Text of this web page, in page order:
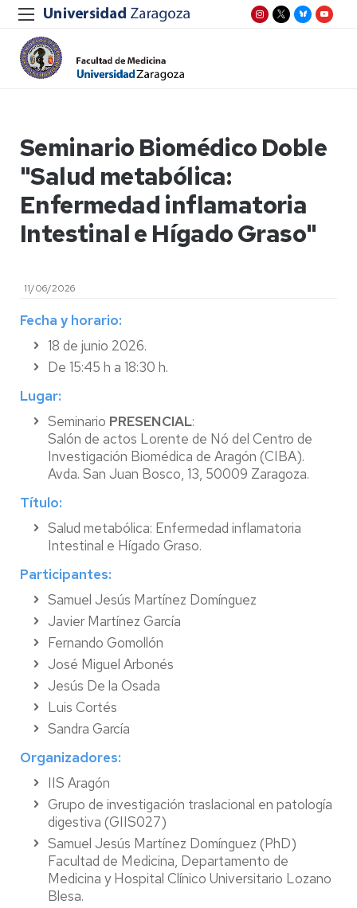
Seminario Biomédico Doble
"Salud metabólica:
Enfermedad inflamatoria
Intestinal e Hígado Graso"
11/06/2026
Fecha y horario:
18 de junio 2026.
De 15:45 h a 18:30 h.
Lugar:
Seminario PRESENCIAL:
Salón de actos Lorente de Nó del Centro de
Investigación Biomédica de Aragón (CIBA).
Avda. San Juan Bosco, 13, 50009 Zaragoza.
Título:
Salud metabólica: Enfermedad inflamatoria
Intestinal e Hígado Graso.
Participantes:
Samuel Jesús Martínez Domínguez
Javier Martínez García
Fernando Gomollón
José Miguel Arbonés
Jesús De la Osada
Luis Cortés
Sandra García
Organizadores:
IIS Aragón
Grupo de investigación traslacional en patología
digestiva (GIIS027)
Samuel Jesús Martínez Domínguez (PhD)
Facultad de Medicina, Departamento de
Medicina y Hospital Clínico Universitario Lozano
Blesa.